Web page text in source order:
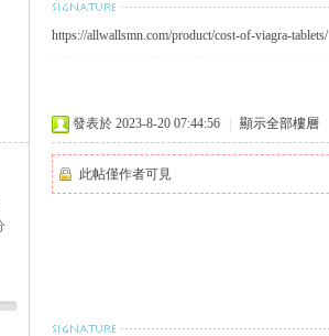
https://allwallsmn.com/product/cost-of-viagra-tablets/
發表於 2023-8-20 07:44:56 顯示全部樓層
此帖僅作者可見